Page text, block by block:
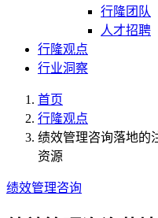
行隆团队
人才招聘
行隆观点
行业洞察
首页
行隆观点
绩效管理咨询落地的
资源
绩效管理咨询